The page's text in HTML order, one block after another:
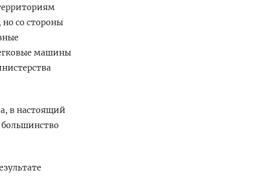
со стороны
машины
в настоящий